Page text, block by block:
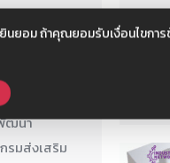
อม ถ้าคุณยอมรับเงื่อนไขการ
By
รับส
ชนออกสู่
กระดับศูนย์
ฒนา
รมส่งเสริม